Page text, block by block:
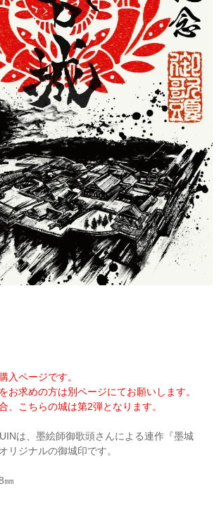
入ページです。
お求めの方は別ページにてお願いします。
、こちらの城は第2弾となります。
は、墨絵師御歌頭さんによる連作『墨城
リジナルの御城印です。
㎜